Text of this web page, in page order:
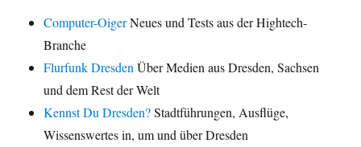
Computer-OigerNeues und Tests aus der Hightech-
Branche
Flurfunk Dresden Über Medien aus Dresden, Sachsen
und dem Rest der Welt
Kennst Du Dresden?Stadtführungen, Ausflüge,
Wissenswertes in, um und über Dresden